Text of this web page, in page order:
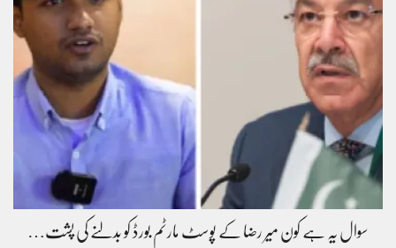
سوال یہ ہے کون میر رضا کے پوسٹ مارٹم بورڈ کو بدلنے کی پشت…